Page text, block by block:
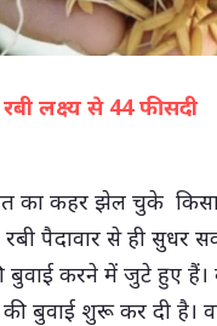
लक्ष्य से 44 फीसदी
का कहर झेल चुके किसान
पैदावार से ही सुधर
बुवाई करने में जुटे हुए
बुवाई शुरू कर दी है।